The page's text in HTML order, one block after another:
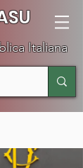
Italiana